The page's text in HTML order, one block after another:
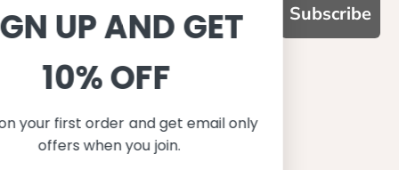
Subscribe
WHY CHOOSE US?
기능성과 품질, 그리고 디자인
UPF 50+ 최고 수준 UV 차단 성능
이탈리아산 최고급 원단과 소재 사용
SIGN UP AND GET
10% OFF
Save on your first order and get email only
offers when you join.